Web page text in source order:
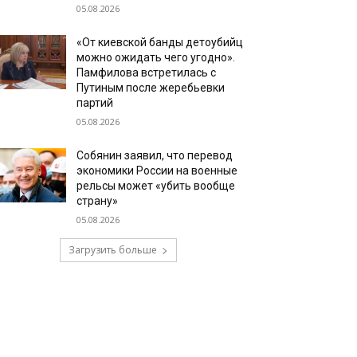
05.08.2026
«От киевской банды детоубийц
можно ожидать чего угодно».
Памфилова встретилась с
Путиным после жеребьевки
партий
05.08.2026
Собянин заявил, что перевод
экономики России на военные
рельсы может «убить вообще
страну»
05.08.2026
Загрузить больше